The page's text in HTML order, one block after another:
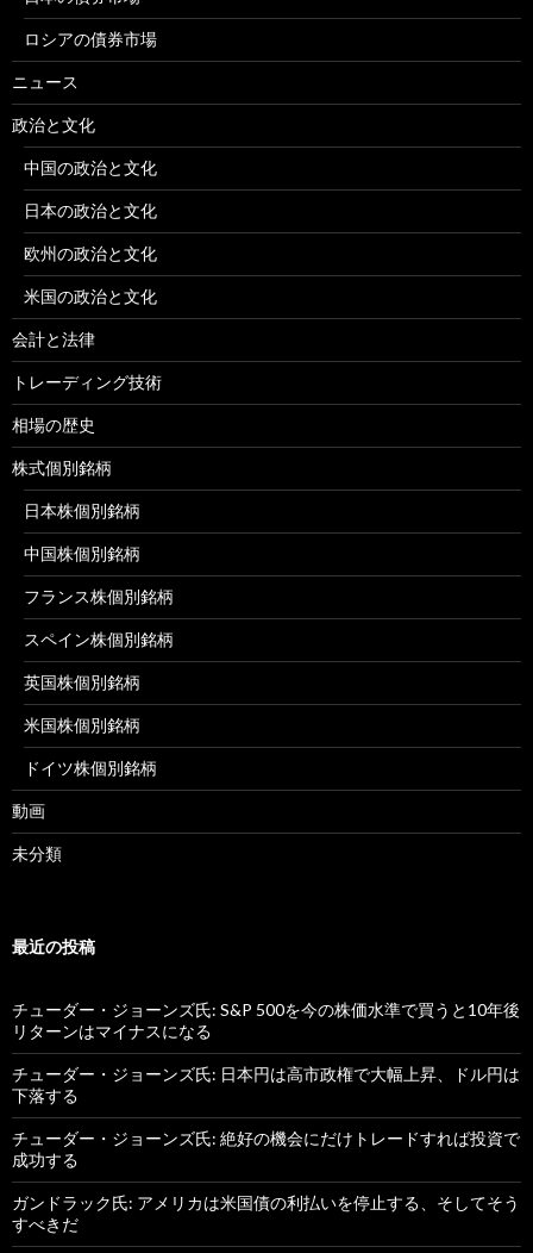
ロシアの債券市場
ニュース
政治と文化
中国の政治と文化
日本の政治と文化
欧州の政治と文化
米国の政治と文化
会計と法律
トレーディング技術
相場の歴史
株式個別銘柄
日本株個別銘柄
中国株個別銘柄
フランス株個別銘柄
スペイン株個別銘柄
英国株個別銘柄
米国株個別銘柄
ドイツ株個別銘柄
動画
未分類
最近の投稿
チューダー・ジョーンズ氏: S&P 500を今の株価水準で買うと10年後
リターンはマイナスになる
チューダー・ジョーンズ氏: 日本円は高市政権で大幅上昇、ドル円は
下落する
チューダー・ジョーンズ氏: 絶好の機会にだけトレードすれば投資で
成功する
ガンドラック氏: アメリカは米国債の利払いを停止する、そしてそう
すべきだ